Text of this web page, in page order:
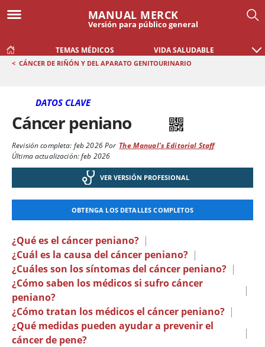
MANUAL MERCK
Versión para público general
TEMAS MÉDICOS VIDA SALUDABLE
< CÁNCER DE RIÑÓN Y DEL APARATO GENITOURINARIO
DATOS CLAVE
Cáncer peniano
Revisión completa: feb 2026Por The Manual's Editorial Staff
Última actualización: feb 2026
VER VERSIÓN PROFESIONAL
OBTENGA LOS DETALLES COMPLETOS
¿Qué es el cáncer peniano? |
¿Cuál es la causa del cáncer peniano? |
¿Cuáles son los síntomas del cáncer peniano? |
¿Cómo saben los médicos si sufro cáncer
peniano?
|
¿Cómo tratan los médicos el cáncer peniano? |
¿Qué medidas pueden ayudar a prevenir el
cáncer de pene?
|